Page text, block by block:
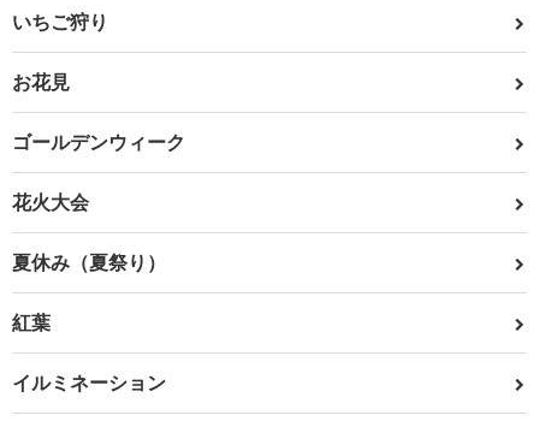
いちご狩り
お花見
ゴールデンウィーク
花火大会
夏休み（夏祭り）
紅葉
イルミネーション